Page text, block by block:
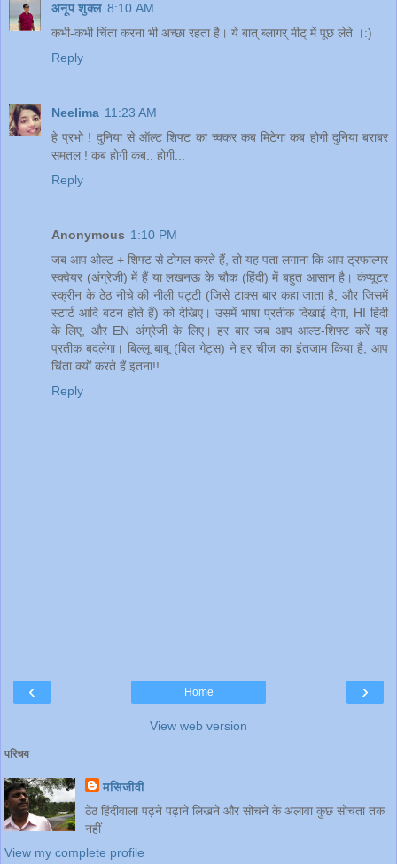
अनूप शुक्ल 8:10 AM
कभी-कभी चिंता करना भी अच्छा रहता है। ये बात् ब्लागर् मीट् में पूछ लेते ।:)
Reply
Neelima 11:23 AM
हे प्रभो ! दुनिया से ऑल्ट शिफ्ट का च्क्कर कब मिटेगा कब होगी दुनिया बराबर
समतल ! कब होगी कब.. होगी...
Reply
Anonymous 1:10 PM
जब आप ओल्ट + शिफ्ट से टोगल करते हैं, तो यह पता लगाना कि आप ट्रफाल्गर
स्क्वेयर (अंग्रेजी) में हैं या लखनऊ के चौक (हिंदी) में बहुत आसान है। कंप्यूटर
स्क्रीन के ठेठ नीचे की नीली पट्टी (जिसे टाक्स बार कहा जाता है, और जिसमें
स्टार्ट आदि बटन होते हैं) को देखिए। उसमें भाषा प्रतीक दिखाई देगा, HI हिंदी
के लिए, और EN अंग्रेजी के लिए। हर बार जब आप आल्ट-शिफ्ट करें यह
प्रतीक बदलेगा। बिल्लू बाबू (बिल गेट्स) ने हर चीज का इंतजाम किया है, आप
चिंता क्यों करते हैं इतना!!
Reply
‹ ›
Home
View web version
परिचय
मसिजीवी
ठेठ हिंदीवाला पढ़ने पढ़ाने लिखने और सोचने के अलावा कुछ सोचता तक
नहीं
View my complete profile